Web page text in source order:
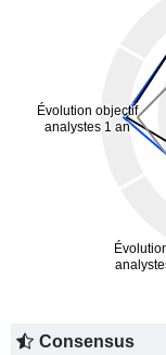
Consensus